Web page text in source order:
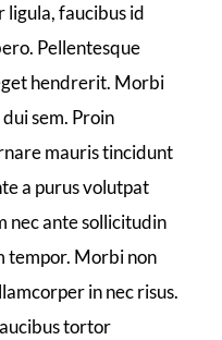
ligula, faucibus id
Pellentesque
hendrerit. Morbi
sem. Proin
mauris tincidunt
a purus volutpat
nec ante sollicitudin
tempor. Morbi non
in nec risus.
tortor